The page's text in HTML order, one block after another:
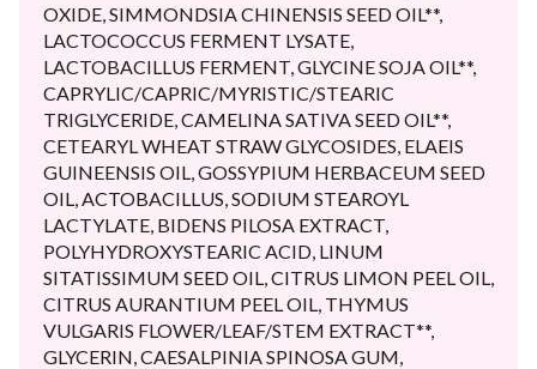
OXIDE, SIMMONDSIA CHINENSIS SEED OIL**,
LACTOCOCCUS FERMENT LYSATE,
LACTOBACILLUS FERMENT, GLYCINE SOJA OIL**,
CAPRYLIC/CAPRIC/MYRISTIC/STEARIC
TRIGLYCERIDE, CAMELINA SATIVA SEED OIL**,
CETEARYL WHEAT STRAW GLYCOSIDES, ELAEIS
GUINEENSIS OIL, GOSSYPIUM HERBACEUM SEED
OIL, ACTOBACILLUS, SODIUM STEAROYL
LACTYLATE, BIDENS PILOSA EXTRACT,
POLYHYDROXYSTEARIC ACID, LINUM
SITATISSIMUM SEED OIL, CITRUS LIMON PEEL OIL,
CITRUS AURANTIUM PEEL OIL, THYMUS
VULGARIS FLOWER/LEAF/STEM EXTRACT**,
GLYCERIN, CAESALPINIA SPINOSA GUM,